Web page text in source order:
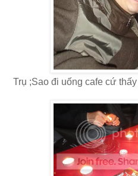
Trụ ;Sao đi uống cafe cứ